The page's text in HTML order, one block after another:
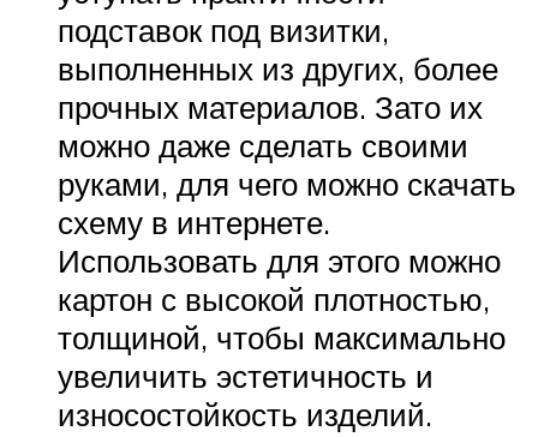
подставок под визитки,
выполненных из других, более
прочных материалов. Зато их
можно даже сделать своими
руками, для чего можно скачать
схему в интернете.
Использовать для этого можно
картон с высокой плотностью,
толщиной, чтобы максимально
увеличить эстетичность и
износостойкость изделий.